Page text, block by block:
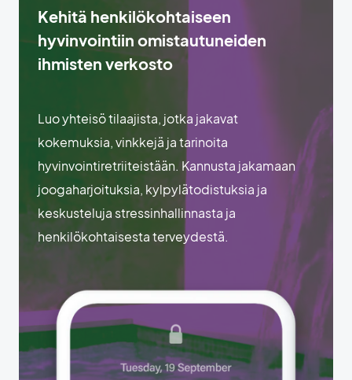
Kehitä henkilökohtaiseen
hyvinvointiin omistautuneiden
ihmisten verkosto
Luo yhteisö tilaajista, jotka jakavat
kokemuksia, vinkkejä ja tarinoita
hyvinvointiretriiteistään. Kannusta jakamaan
joogaharjoituksia, kylpylätodistuksia ja
keskusteluja stressinhallinnasta ja
henkilökohtaisesta terveydestä.